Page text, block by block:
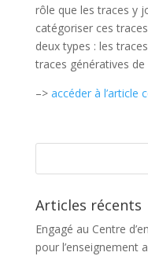
rôle que les traces y
catégoriser ces
deux types : les
traces génératives de
–> accéder à l’article
Articles récents
Engagé au Centre
pour l’enseignement